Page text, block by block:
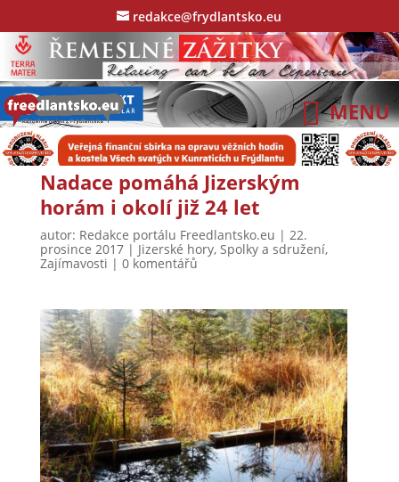
redakce@frydlantsko.eu
Nadace pomáhá Jizerským
horám i okolí již 24 let
autor: Redakce portálu Freedlantsko.eu | 22.
prosince 2017| Jizerské hory, Spolky a sdružení,
Zajímavosti | 0 komentářů